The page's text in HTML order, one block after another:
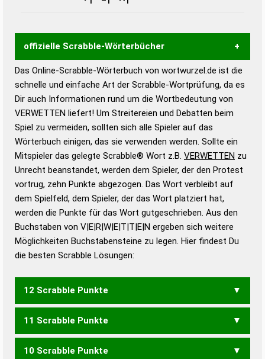
offizielle Scrabble-Wörterbücher
Wortwurzel liefert mit Hilfe eines semantischen
Wortanalyse-Algorithmus gute Anhaltspunkte zu
Wortbedeutung, Worttrennung und Wortform, um die
Gültigkeit eines Wortes für das Scrabble-Spiel zu
bestimmen! zugelassene Turnier Scrabble-
Wörterbücher sind:
Duden – Standardwerk in 12 Bänden
Duden – Richtiges und gutes
Deutsch
Duden – Die deutsche Grammatik
Duden – Deutsches
Universalwörterbuch
Das Online-Scrabble-Wörterbuch von wortwurzel.de ist die
schnelle und einfache Art der Scrabble-Wortprüfung, da es
Dir auch Informationen rund um die Wortbedeutung von
VERWETTEN liefert! Um Streitereien und Debatten beim
Spiel zu vermeiden, sollten sich alle Spieler auf das
Wörterbuch einigen, das sie verwenden werden. Sollte ein
Mitspieler das gelegte Scrabble® Wort z.B. VERWETTEN zu
Unrecht beanstandet, werden dem Spieler, der den Protest
vortrug, zehn Punkte abgezogen. Das Wort verbleibt auf
dem Spielfeld, dem Spieler, der das Wort platziert hat,
werden die Punkte für das Wort gutgeschrieben. Aus den
Buchstaben von V|E|R|W|E|T|T|E|N ergeben sich weitere
Möglichkeiten Buchstabensteine zu legen. Hier findest Du
die besten Scrabble Lösungen:
12 Scrabble Punkte
NERVTET VENETER VETTERN
11 Scrabble Punkte
NERVET NERVTE VETTER
10 Scrabble Punkte